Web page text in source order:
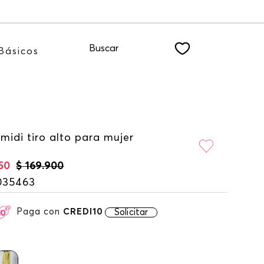
Básicos Buscar
midi tiro alto para mujer
$ 169.900
Paga con CREDI10 Solicitar